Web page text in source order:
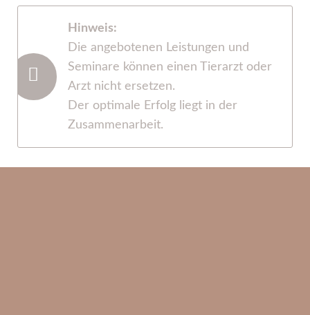
Hinweis:
Die angebotenen Leistungen und
Seminare können einen Tierarzt oder
Arzt nicht ersetzen.
Der optimale Erfolg liegt in der
Zusammenarbeit.